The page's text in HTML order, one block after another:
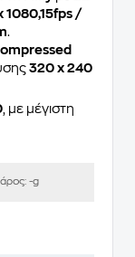
1080,15fps /
.
320 x 240
, με μέγιστη
-g